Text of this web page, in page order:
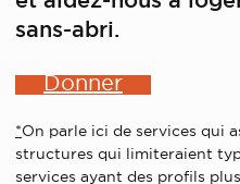
sans-abri.
Donner
*On parle ici de services qui
structures qui limiteraient
services ayant des profils